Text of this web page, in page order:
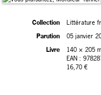
Collection
Littérature
Parution
05 janvier
Livre
140 × 205
EAN :
16,70 €